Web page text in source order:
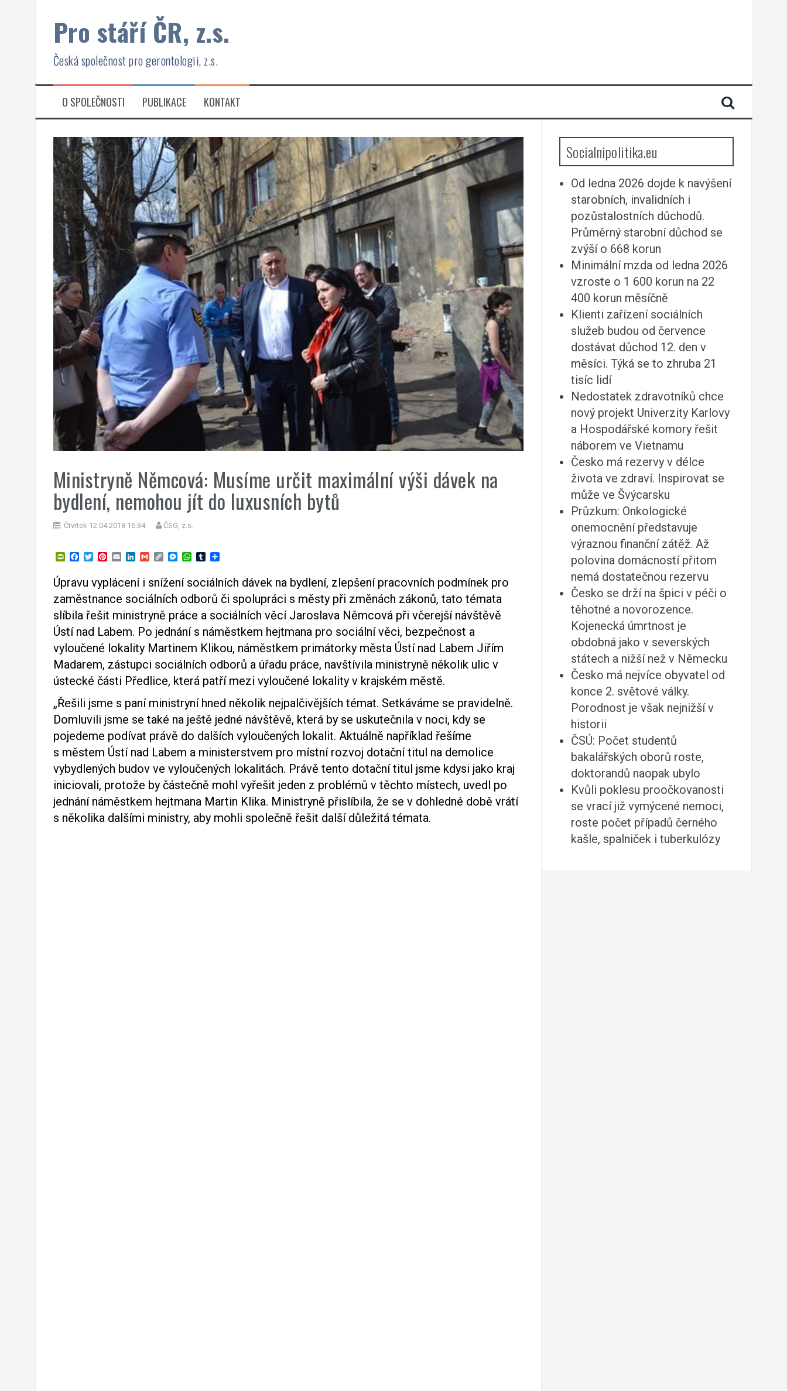
Pro stáří ČR, z.s.
Česká společnost pro gerontologii, z.s.
O SPOLEČNOSTI PUBLIKACE KONTAKT
Ministryně Němcová: Musíme určit maximální výši dávek na
bydlení, nemohou jít do luxusních bytů
Čtvrtek 12.04.2018 16:34 ČSG, z.s.
P
n
t
F
r
i
e
n
d
l
y
F
e
b
o
o
k
T
t
t
e
r
P
n
t
e
r
e
s
t
E
i
l
L
n
k
e
d
I
n
G
i
l
C
p
y
L
i
n
k
M
s
e
n
g
e
r
W
t
s
A
p
p
T
m
b
l
r
S
r
e
Úpravu vyplácení i snížení sociálních dávek na bydlení, zlepšení pracovních podmínek pro
zaměstnance sociálních odborů či spolupráci s městy při změnách zákonů, tato témata
slíbila řešit ministryně práce a sociálních věcí Jaroslava Němcová při včerejší návštěvě
Ústí nad Labem. Po jednání s náměstkem hejtmana pro sociální věci, bezpečnost a
vyloučené lokality Martinem Klikou, náměstkem primátorky města Ústí nad Labem Jiřím
Madarem, zástupci sociálních odborů a úřadu práce, navštívila ministryně několik ulic v
ústecké části Předlice, která patří mezi vyloučené lokality v krajském městě.
„Řešili jsme s paní ministryní hned několik nejpalčivějších témat. Setkáváme se pravidelně.
Domluvili jsme se také na ještě jedné návštěvě, která by se uskutečnila v noci, kdy se
pojedeme podívat právě do dalších vyloučených lokalit. Aktuálně například řešíme
s městem Ústí nad Labem a ministerstvem pro místní rozvoj dotační titul na demolice
vybydlených budov ve vyloučených lokalitách. Právě tento dotační titul jsme kdysi jako kraj
iniciovali, protože by částečně mohl vyřešit jeden z problémů v těchto místech, uvedl po
jednání náměstkem hejtmana Martin Klika. Ministryně přislíbila, že se v dohledné době vrátí
s několika dalšími ministry, aby mohli společně řešit další důležitá témata.
Socialnipolitika.eu
Od ledna 2026 dojde k navýšení
starobních, invalidních i
pozůstalostních důchodů.
Průměrný starobní důchod se
zvýší o 668 korun
Minimální mzda od ledna 2026
vzroste o 1 600 korun na 22
400 korun měsíčně
Klienti zařízení sociálních
služeb budou od července
dostávat důchod 12. den v
měsíci. Týká se to zhruba 21
tisíc lidí
Nedostatek zdravotníků chce
nový projekt Univerzity Karlovy
a Hospodářské komory řešit
náborem ve Vietnamu
Česko má rezervy v délce
života ve zdraví. Inspirovat se
může ve Švýcarsku
Průzkum: Onkologické
onemocnění představuje
výraznou finanční zátěž. Až
polovina domácností přitom
nemá dostatečnou rezervu
Česko se drží na špici v péči o
těhotné a novorozence.
Kojenecká úmrtnost je
obdobná jako v severských
státech a nižší než v Německu
Česko má nejvíce obyvatel od
konce 2. světové války.
Porodnost je však nejnižší v
historii
ČSÚ: Počet studentů
bakalářských oborů roste,
doktorandů naopak ubylo
Kvůli poklesu proočkovanosti
se vrací již vymýcené nemoci,
roste počet případů černého
kašle, spalniček i tuberkulózy